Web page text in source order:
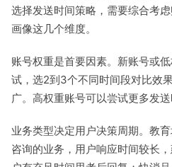
选择发送时间策略，需要综合考
画像这几个维度。
账号权重是首要因素。新账号或
试，选2到3个不同时间段对比效
广。高权重账号可以尝试更多发送
业务类型决定用户决策周期。教
咨询的业务，用户响应时间较长